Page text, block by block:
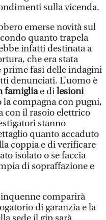
sulla vicenda.
emerse novità sul
quanto trapela
infatti destinata a
che era stata
prime fasi delle indagini
denunciati. L’uomo è
famigliae dilesioni
la compagna con pugni,
con il rasoio elettrico
stanno
quanto accaduto
coppia e di verificare
isolato o se faccia
di sopraffazione e
comparirà
di garanzia e la